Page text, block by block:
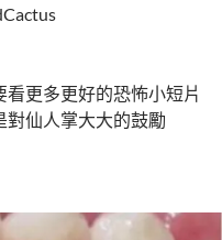
更多更好的恐怖小短片
對仙人掌大大的鼓勵